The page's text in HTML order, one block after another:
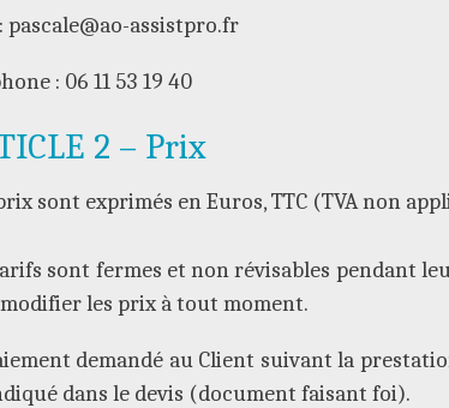
pascale@ao-assistpro.fr
: 06 11 53 19 40
2 – Prix
sont exprimés en Euros, TTC (TVA non
sont fermes et non révisables pendant
modifier les prix à tout moment.
demandé au Client suivant la
dans le devis (document faisant foi).